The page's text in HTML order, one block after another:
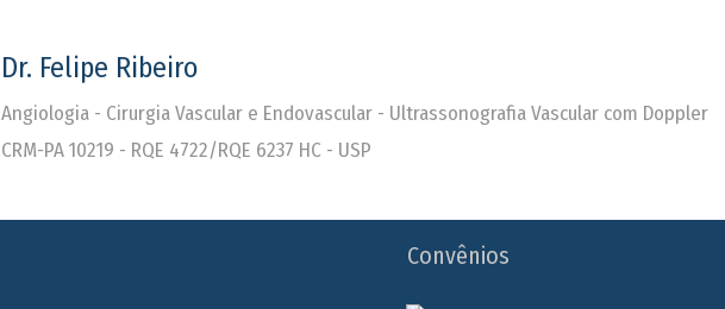
Dr. Felipe Ribeiro
Angiologia - Cirurgia Vascular e Endovascular - Ultrassonografia Vascular com Doppler
CRM-PA 10219 - RQE 4722/RQE 6237 HC - USP
Convênios